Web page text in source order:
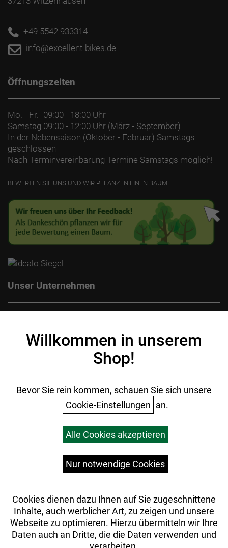
+49 5542 933314
info@excellent-bikes.de
Öffnungszeiten
Mo. - Fr.
09:00 - 18:00 Uhr
Samstag 09:00 - 12:00 Uhr (März - September)
In der Nebensaison (Oktober - Februar) Samstags
geschlossen
Nach Terminvereinbarung Termine Samstags möglich!
BEWERTEN SIE UNS UND WIR PFLANZEN EINEN BAUM.
Unser Unternehmen
Datenschutz
Ihr Einkauf
Versandkosten
Willkommen in unserem
Shop!
Bevor Sie rein kommen, schauen Sie sich unsere
Cookie-Einstellungen an.
Alle Cookies akzeptieren
Nur notwendige Cookies
Cookies dienen dazu Ihnen auf Sie zugeschnittene
Inhalte, auch werblicher Art, zu zeigen und unsere
Webseite zu optimieren. Hierzu übermitteln wir Ihre
Daten auch an Dritte, die die Daten verwenden und